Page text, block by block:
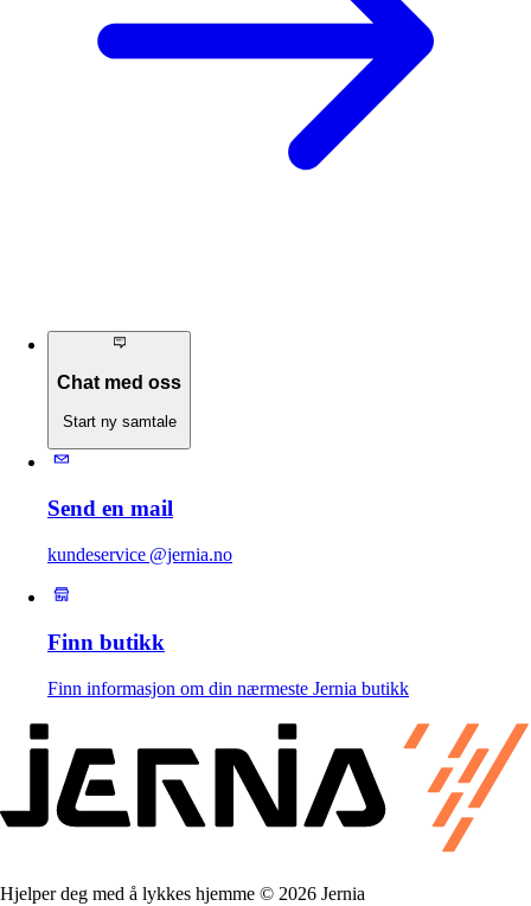
Chat med oss
Start ny samtale
Send en mail
kundeservice @jernia.no
Finn butikk
Finn informasjon om din nærmeste Jernia butikk
Hjelper deg med å lykkes hjemme © 2026 Jernia